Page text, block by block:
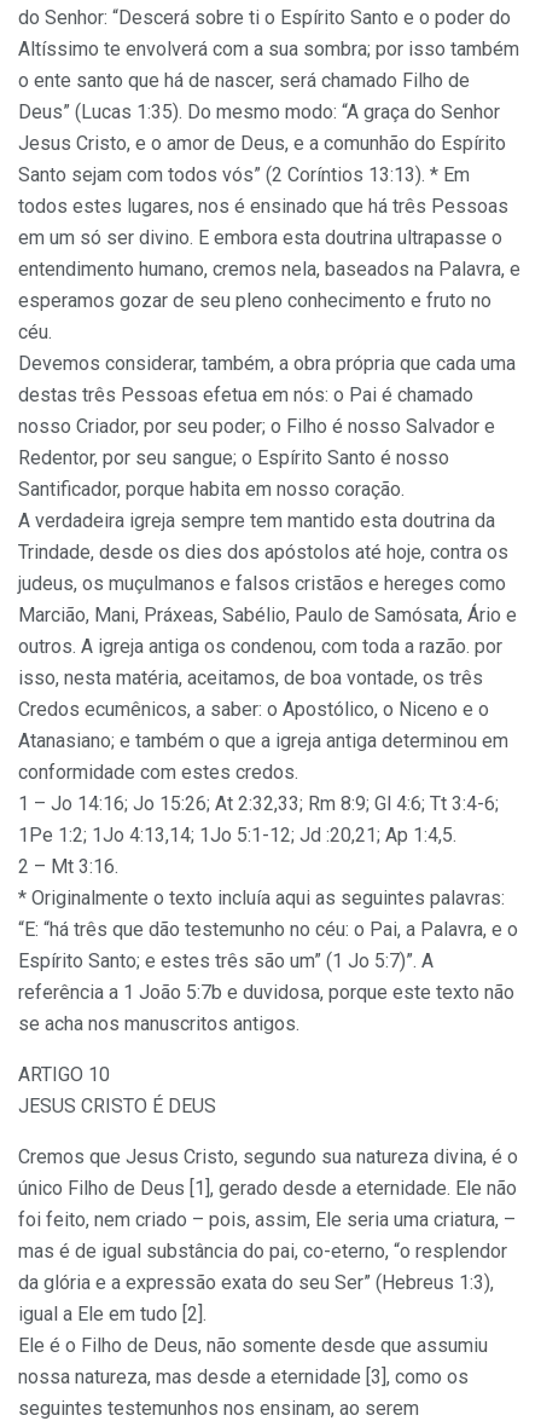
do Senhor: “Descerá sobre ti o Espírito Santo e o poder do
Altíssimo te envolverá com a sua sombra; por isso também
o ente santo que há de nascer, será chamado Filho de
Deus” (Lucas 1:35). Do mesmo modo: “A graça do Senhor
Jesus Cristo, e o amor de Deus, e a comunhão do Espírito
Santo sejam com todos vós” (2 Coríntios 13:13). * Em
todos estes lugares, nos é ensinado que há três Pessoas
em um só ser divino. E embora esta doutrina ultrapasse o
entendimento humano, cremos nela, baseados na Palavra, e
esperamos gozar de seu pleno conhecimento e fruto no
céu.
Devemos considerar, também, a obra própria que cada uma
destas três Pessoas efetua em nós: o Pai é chamado
nosso Criador, por seu poder; o Filho é nosso Salvador e
Redentor, por seu sangue; o Espírito Santo é nosso
Santificador, porque habita em nosso coração.
A verdadeira igreja sempre tem mantido esta doutrina da
Trindade, desde os dies dos apóstolos até hoje, contra os
judeus, os muçulmanos e falsos cristãos e hereges como
Marcião, Mani, Práxeas, Sabélio, Paulo de Samósata, Ário e
outros. A igreja antiga os condenou, com toda a razão. por
isso, nesta matéria, aceitamos, de boa vontade, os três
Credos ecumênicos, a saber: o Apostólico, o Niceno e o
Atanasiano; e também o que a igreja antiga determinou em
conformidade com estes credos.
1 – Jo 14:16; Jo 15:26; At 2:32,33; Rm 8:9; Gl 4:6; Tt 3:4-6;
1Pe 1:2; 1Jo 4:13,14; 1Jo 5:1-12; Jd :20,21; Ap 1:4,5.
2 – Mt 3:16.
* Originalmente o texto incluía aqui as seguintes palavras:
“E: “há três que dão testemunho no céu: o Pai, a Palavra, e o
Espírito Santo; e estes três são um” (1 Jo 5:7)”. A
referência a 1 João 5:7b e duvidosa, porque este texto não
se acha nos manuscritos antigos.
ARTIGO 10
JESUS CRISTO É DEUS
Cremos que Jesus Cristo, segundo sua natureza divina, é o
único Filho de Deus [1], gerado desde a eternidade. Ele não
foi feito, nem criado – pois, assim, Ele seria uma criatura, –
mas é de igual substância do pai, co-eterno, “o resplendor
da glória e a expressão exata do seu Ser” (Hebreus 1:3),
igual a Ele em tudo [2].
Ele é o Filho de Deus, não somente desde que assumiu
nossa natureza, mas desde a eternidade [3], como os
seguintes testemunhos nos ensinam, ao serem